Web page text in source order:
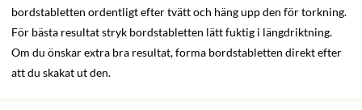
bordstabletten ordentligt efter tvätt och häng upp den för torkning.
För bästa resultat stryk bordstabletten lätt fuktig i längdriktning.
Om du önskar extra bra resultat, forma bordstabletten direkt efter
att du skakat ut den.